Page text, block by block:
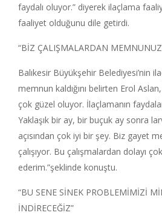
faydalı oluyor.” diyerek ilaçlama
faaliyet olduğunu dile getirdi.
“BİZ ÇALIŞMALARDAN
Balıkesir Büyükşehir Belediyesi’nin
memnun kaldığını belirten Erol
çok güzel oluyor. İlaçlamanın
Yaklaşık bir ay, bir buçuk ay sonra
açısından çok iyi bir şey. Biz gayet
çalışıyor. Bu çalışmalardan dolayı
ederim.”şeklinde konuştu.
“BU SENE SİNEK PROBLEMİMİZİ
İNDİRECEĞİZ”